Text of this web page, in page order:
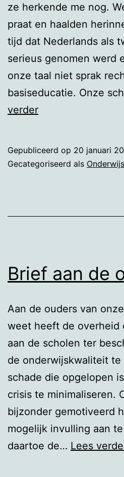
ze herkende me nog.
praat en haalden
tijd dat Nederlands als
serieus genomen werd
onze taal niet sprak
basiseducatie. Onze
verderInburgeren
Gepubliceerd op 20 januari
Gecategoriseerd als Onderwijs
Brief aan de
Aan de ouders van
weet heeft de overheid
aan de scholen ter
de onderwijskwaliteit
schade die opgelopen
crisis te minimaliseren.
bijzonder gemotiveerd
mogelijk invulling aan
daartoe de… Lees